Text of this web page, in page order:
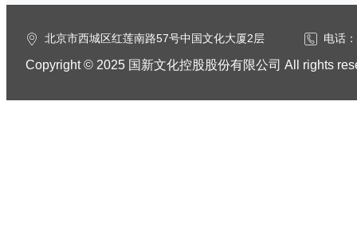
北京市西城区红莲南路57号中国文化大厦2层 电话
Copyright © 2025 国新文化控股股份有限公司 All rights